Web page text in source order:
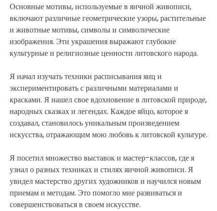
Основные мотивы, используемые в яичной живописи,
включают различные геометрические узоры, растительные
и животные мотивы, символы и символические
изображения. Эти украшения выражают глубокие
культурные и религиозные ценности литовского народа.
Я начал изучать техники расписывания яиц и
экспериментировать с различными материалами и
красками. Я нашел свое вдохновение в литовской природе,
народных сказках и легендах. Каждое яйцо, которое я
создавал, становилось уникальным произведением
искусства, отражающим мою любовь к литовской культуре.
Я посетил множество выставок и мастер-классов, где я
узнал о разных техниках и стилях яичной живописи. Я
увидел мастерство других художников и научился новым
приемам и методам. Это помогло мне развиваться и
совершенствоваться в своем искусстве.